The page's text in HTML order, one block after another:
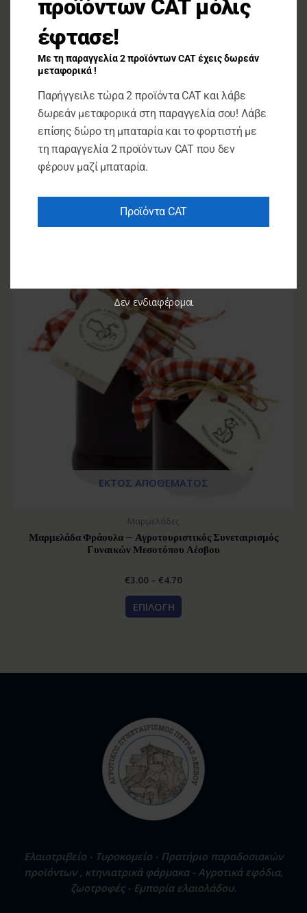
Μαρμελάδες
Μαρμελάδα Μήλο – Πορτοκάλι – Αγροτουριστικός
Συνεταιρισμός Γυναικών Μεσοτόπου Λέσβου
3.00
ΕΚΤΌΣ ΑΠΟΘΈΜΑΤΟΣ
Μαρμελάδες
Μαρμελάδα Φράουλα – Αγροτουριστικός Συνεταιρισμός
Γυναικών Μεσοτόπου Λέσβου
€3.00 – €4.70
ΕΠΙΛΟΓΉ
Ελαιοτριβείο - Τυροκομείο - Πρατήριο παραδοσιακών
προϊόντων , κτηνιατρικά φάρμακα - Αγροτικά εφόδια,
ζωοτροφές - Εμπορία ελαιολάδου.
προϊόντων CAT μόλις
έφτασε!
Με τη παραγγελία 2 προϊόντων CAT έχεις δωρεάν
μεταφορικά !
Παρήγγειλε τώρα 2 προϊόντα CAT και λάβε
δωρεάν μεταφορικά στη παραγγελία σου! Λάβε
επίσης δώρο τη μπαταρία και το φορτιστή με
τη παραγγελία 2 προϊόντων CAT που δεν
φέρουν μαζί μπαταρία.
Προϊόντα CAT
Δεν ενδιαφέρομαι